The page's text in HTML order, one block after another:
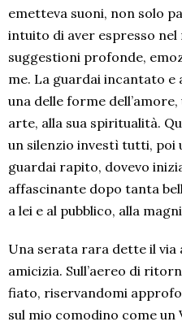
emetteva suoni, non solo
intuito di aver espresso nel
suggestioni profonde,
me. La guardai incantato e
una delle forme
arte, alla sua spiritualità.
un silenzio investì tutti, poi
guardai rapito, dovevo
affascinante dopo tanta
a lei e al pubblico, alla
Una serata rara dette il
amicizia. Sull’aereo di
fiato, riservandomi
sul mio comodino come un